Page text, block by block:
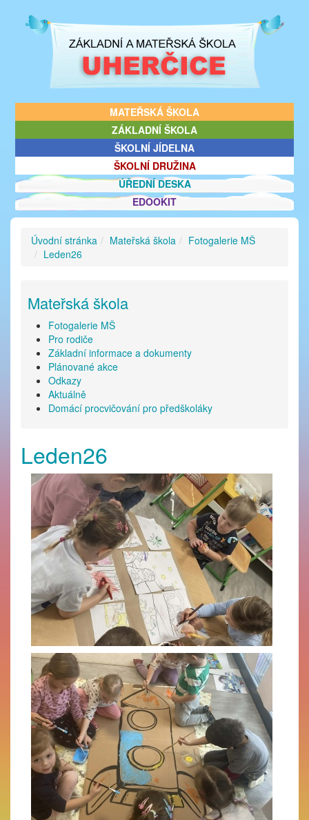
MATEŘSKÁ ŠKOLA
ZÁKLADNÍ ŠKOLA
ŠKOLNÍ JÍDELNA
ŠKOLNÍ DRUŽINA
ÚŘEDNÍ DESKA
EDOOKIT
Úvodní stránka Mateřská škola
Fotogalerie MŠ
Leden26
Mateřská škola
Fotogalerie MŠ
Pro rodiče
Základní informace a dokumenty
Plánované akce
Odkazy
Aktuálně
Domácí procvičování pro předškoláky
Leden26